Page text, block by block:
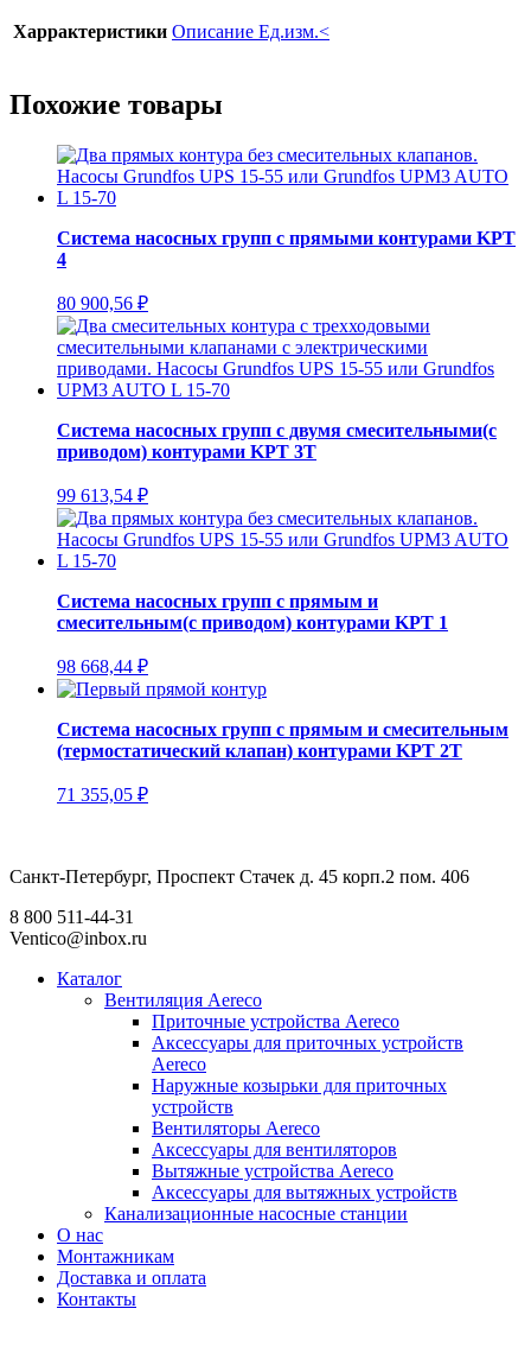
Харрактеристики Описание Ед.изм.<
Похожие товары
Система насосных групп с прямыми контурами KPT
4
80 900,56 ₽
Система насосных групп с двумя смесительными(с
приводом) контурами KPT 3T
99 613,54 ₽
Система насосных групп с прямым и
смесительным(с приводом) контурами KPT 1
98 668,44 ₽
Система насосных групп с прямым и смесительным
(термостатический клапан) контурами KPT 2T
71 355,05 ₽
Санкт-Петербург, Проспект Стачек д. 45 корп.2 пом. 406
8 800 511-44-31
Ventico@inbox.ru
Каталог
Вентиляция Aereco
Приточные устройства Aereco
Аксессуары для приточных устройств
Aereco
Наружные козырьки для приточных
устройств
Вентиляторы Aereco
Аксессуары для вентиляторов
Вытяжные устройства Aereco
Аксессуары для вытяжных устройств
Канализационные насосные станции
О нас
Монтажникам
Доставка и оплата
Контакты